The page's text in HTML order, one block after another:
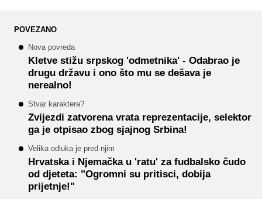
POVEZANO
Nova povreda
Kletve stižu srpskog 'odmetnika' - Odabrao je
drugu državu i ono što mu se dešava je
nerealno!
Stvar karaktera?
Zvijezdi zatvorena vrata reprezentacije, selektor
ga je otpisao zbog sjajnog Srbina!
Velika odluka je pred njim
Hrvatska i Njemačka u 'ratu' za fudbalsko čudo
od djeteta: "Ogromni su pritisci, dobija
prijetnje!"